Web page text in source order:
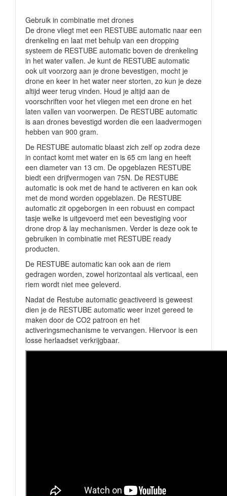
Gebruik in combinatie met drones
De drone vliegt met een RESTUBE automatic naar een
drenkeling en laat met behulp van een dropping
systeem de RESTUBE automatic boven de drenkeling
in het water vallen. Je kunt de RESTUBE automatic
ook uit voorzorg aan je drone bevestigen, mocht je
drone en keer in het water neer storten, zo kun je deze
altijd weer terug vinden. Houd je altijd aan de
voorschriften voor het vliegen met een drone en het
laten vallen van voorwerpen. De RESTUBE automatic
is aan drones bevestigd worden die een laadvermogen
hebben van 900 gram.
De RESTUBE automatic blaast zich zelf op zodra deze
in contact komt met water en is 65 cm lang en heeft
een diameter van 13 cm. De opgeblazen RESTUBE
biedt een drijfvermogen van 75N. De RESTUBE
automatic is ook met de hand te activeren en kan ook
met de mond worden opgeblazen. De RESTUBE
automatic zit opgeborgen in een robuust en compact
tasje welke is uitgevoerd met een bevestiging voor
drone drop & lay mechanismen. Verder is deze ook te
gebruiken in combinatie met RESTUBE ready
producten.
De RESTUBE automatic kan ook aan de riem
gedragen worden, zowel horizontaal als verticaal, een
riem wordt niet mee geleverd.
Nadat de Restube automatic geactiveerd is geweest
dien je de RESTUBE automatic weer inzet gereed te
maken door de CO2 patroon en het
activeringsmechanisme te vervangen. Hiervoor is een
losse herlaadset verkrijgbaar.